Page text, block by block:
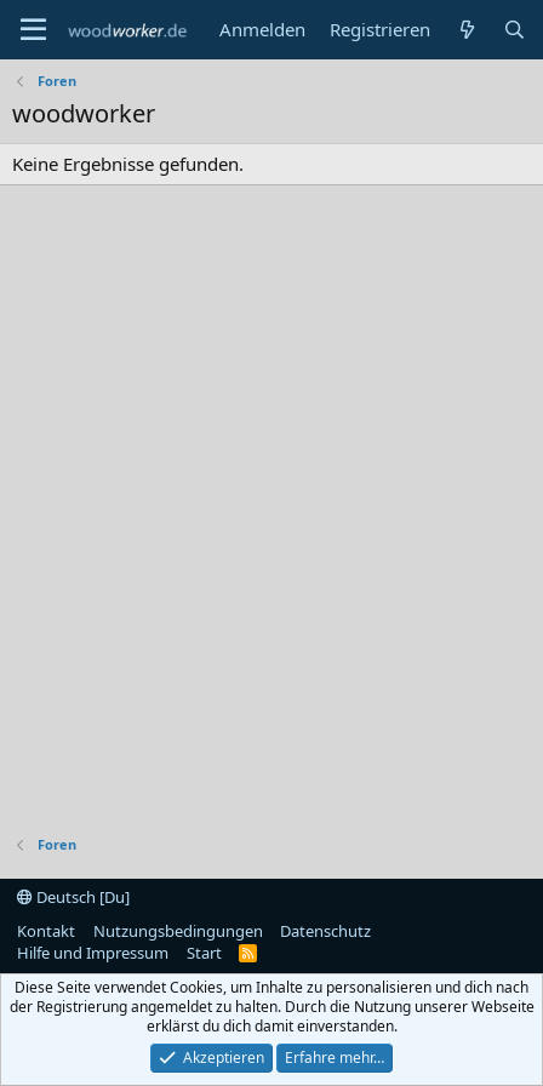
Anmelden Registrieren
Foren
woodworker
Keine Ergebnisse gefunden.
Foren
Deutsch [Du]
Kontakt
Nutzungsbedingungen
Datenschutz
Hilfe und Impressum
Start
R
S
Diese Seite verwendet Cookies, um Inhalte zu personalisieren und dich nach
der Registrierung angemeldet zu halten. Durch die Nutzung unserer Webseite
erklärst du dich damit einverstanden.
Akzeptieren
Erfahre mehr…